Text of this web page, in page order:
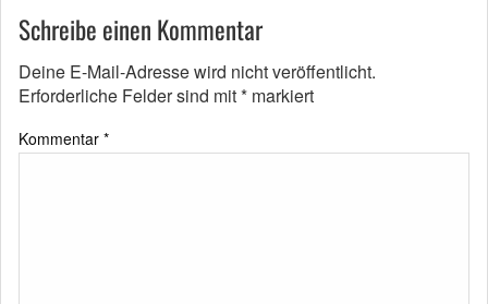
Schreibe einen Kommentar
Deine E-Mail-Adresse wird nicht veröffentlicht.
Erforderliche Felder sind mit* markiert
Kommentar *